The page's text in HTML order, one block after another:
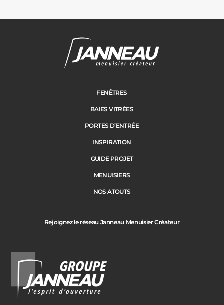
Rejoignez le réseau Janneau Menuisier Créateur
FENÊTRES
BAIES VITRÉES
PORTES D’ENTRÉE
INSPIRATION
GUIDE PROJET
MENUISIERS
NOS ATOUTS